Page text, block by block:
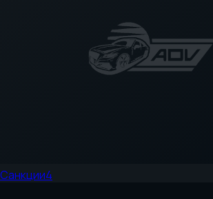
Санкции4